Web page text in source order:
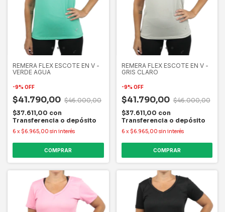
REMERA FLEX ESCOTE EN V -
VERDE AGUA
-9% OFF
$41.790,00 $46.000,00
$37.611,00 con
Transferencia o depósito
6 x $6.965,00 sin interés
COMPRAR
REMERA FLEX ESCOTE EN V -
GRIS CLARO
-9% OFF
$41.790,00 $46.000,00
$37.611,00 con
Transferencia o depósito
6 x $6.965,00 sin interés
COMPRAR